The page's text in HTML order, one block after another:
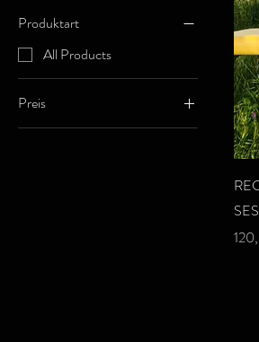
Produktart
All Products
Preis